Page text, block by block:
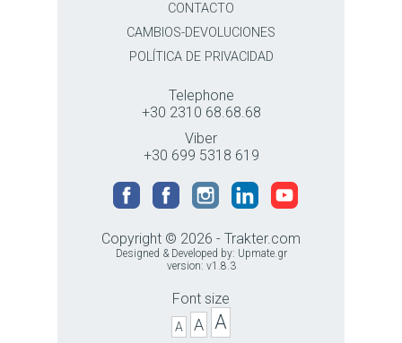
CONTACTO
CAMBIOS-DEVOLUCIONES
POLÍTICA DE PRIVACIDAD
Telephone
+30 2310 68.68.68
Viber
+30 699 5318 619
Copyright © 2026 - Trakter.com
Designed & Developed by: Upmate.gr
version: v1.8.3
Font size
A A A